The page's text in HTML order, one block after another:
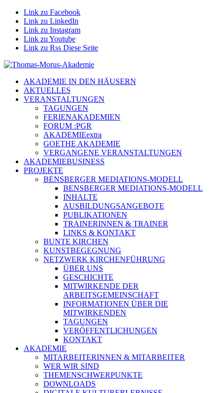
Link zu Facebook
Link zu LinkedIn
Link zu Instagram
Link zu Youtube
Link zu Rss Diese Seite
AKADEMIE IN DEN HÄUSERN
AKTUELLES
VERANSTALTUNGEN
TAGUNGEN
FERIENAKADEMIEN
FORUM :PGR
AKADEMIEextra
GOETHE AKADEMIE
VERGANGENE VERANSTALTUNGEN
AKADEMIEBUSINESS
PROJEKTE
BENSBERGER MEDIATIONS-MODELL
BENSBERGER MEDIATIONS-MODELL
INHALTE
AUSBILDUNGSANGEBOTE
PUBLIKATIONEN
TRAINERINNEN & TRAINER
LINKS & KONTAKT
BUNTE KIRCHEN
KUNSTBEGEGNUNG
NETZWERK KIRCHENFÜHRUNG
ÜBER UNS
GESCHICHTE
MITWIRKENDE DER
ARBEITSGEMEINSCHAFT
INFORMATIONEN ÜBER DIE
MITWIRKENDEN
TAGUNGEN
VERÖFFENTLICHUNGEN
KONTAKT
AKADEMIE
MITARBEITERINNEN & MITARBEITER
WER WIR SIND
THEMENSCHWERPUNKTE
DOWNLOADS